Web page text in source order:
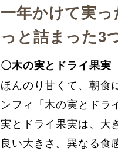
一年かけて実
っと詰まった3
〇木の実とドライ果実
ほんのり甘くて、朝食
ンフィ「木の実とドラ
実とドライ果実は、大
良い大きさ。異なる食